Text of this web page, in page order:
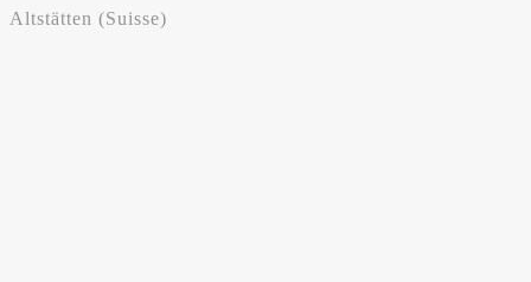
Altstätten (Suisse)